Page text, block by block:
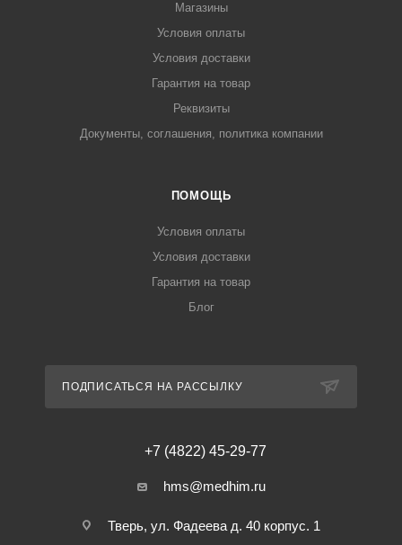
Магазины
Условия оплаты
Условия доставки
Гарантия на товар
Реквизиты
Документы, соглашения, политика компании
ПОМОЩЬ
Условия оплаты
Условия доставки
Гарантия на товар
Блог
ПОДПИСАТЬСЯ НА РАССЫЛКУ
+7 (4822) 45-29-77
hms@medhim.ru
Тверь, ул. Фадеева д. 40 корпус. 1